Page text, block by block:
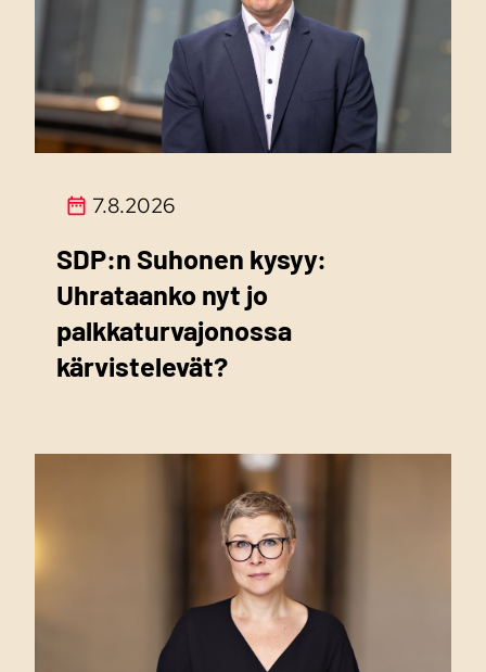
7.8.2026
SDP:n Suhonen kysyy:
Uhrataanko nyt jo
palkkaturvajonossa
kärvistelevät?